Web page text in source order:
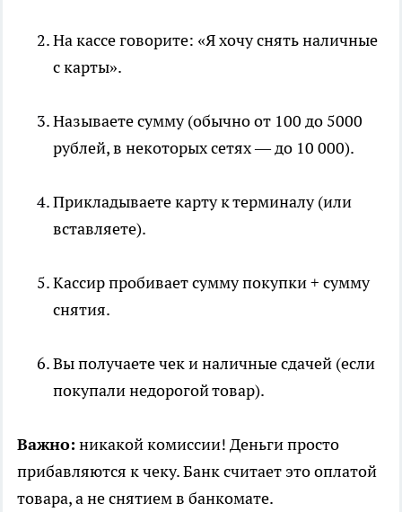
На кассе говорите: «Я хочу снять наличные
с карты».
Называете сумму (обычно от 100 до 5000
рублей, в некоторых сетях — до 10 000).
Прикладываете карту к терминалу (или
вставляете).
Кассир пробивает сумму покупки + сумму
снятия.
Вы получаете чек и наличные сдачей (если
покупали недорогой товар).
Важно: никакой комиссии! Деньги просто
прибавляются к чеку. Банк считает это оплатой
товара, а не снятием в банкомате.